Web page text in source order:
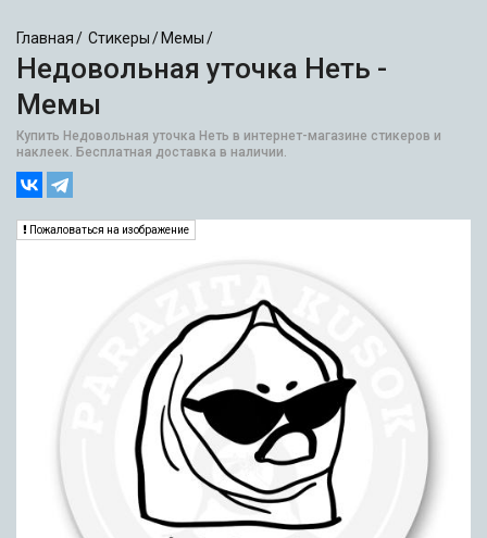
Главная Стикеры Мемы
Недовольная уточка Неть -
Мемы
Купить Недовольная уточка Неть в интернет-магазине стикеров и
наклеек. Бесплатная доставка в наличии.
Пожаловаться на изображение